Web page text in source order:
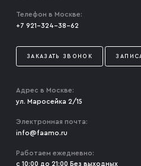
Телефон в Москве:
+7 921-324-38-62
ЗАКАЗАТЬ ЗВОНОК
Адрес в Москве:
ул. Маросейка 2/15
Электронная почта:
info@faamo.ru
Работаем ежедневно:
с 10:00 до 21:00 Без выходных